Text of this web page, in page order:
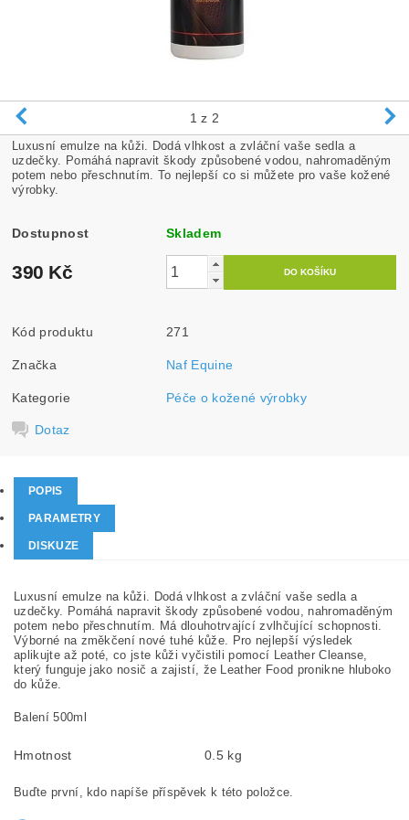
1 z 2
Luxusní emulze na kůži. Dodá vlhkost a zvláční vaše sedla a
uzdečky. Pomáhá napravit škody způsobené vodou, nahromaděným
potem nebo přeschnutím. To nejlepší co si můžete pro vaše kožené
výrobky.
Dostupnost Skladem
390 Kč
Kód produktu 271
Značka Naf Equine
Kategorie Péče o kožené výrobky
Dotaz
POPIS
PARAMETRY
DISKUZE
Luxusní emulze na kůži. Dodá vlhkost a zvláční vaše sedla a
uzdečky. Pomáhá napravit škody způsobené vodou, nahromaděným
potem nebo přeschnutím. Má dlouhotrvající zvlhčující schopnosti.
Výborné na změkčení nové tuhé kůže. Pro nejlepší výsledek
aplikujte až poté, co jste kůži vyčistili pomocí Leather Cleanse,
který funguje jako nosič a zajistí, že Leather Food pronikne hluboko
do kůže.
Balení 500ml
Hmotnost 0.5 kg
Buďte první, kdo napíše příspěvek k této položce.